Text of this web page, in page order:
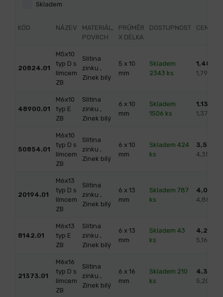
Skladem
KÓD NÁZEV
MATERIÁL,
POVRCH
PRŮMĚR
X DÉLKA
DOSTUPNOST CENA
20824.01
M5x10
typ D s
límcem
ZB
Slitina
zinku ,
Zinek bílý
5 x 10
mm
Skladem
2343 ks
1,48
1,79 s
48900.01
M6x10
typ E
ZB
Slitina
zinku ,
Zinek bílý
6 x 10
mm
Skladem
1506 ks
1,13
1,37 s
50854.01
M6x10
typ D s
límcem
ZB
Slitina
zinku ,
Zinek bílý
6 x 10
mm
Skladem 424
ks
3,59
4,35 s
20194.01
M6x13
typ D s
límcem
ZB
Slitina
zinku ,
Zinek bílý
6 x 13
mm
Skladem 787
ks
4,03
4,88 s
8142.01
M6x13
typ E
ZB
Slitina
zinku ,
Zinek bílý
6 x 13
mm
Skladem 43
ks
4,27
5,16 s
21373.01
M6x16
typ D s
límcem
ZB
Slitina
zinku ,
Zinek bílý
6 x 16
mm
Skladem 210
ks
4,30
5,20 s